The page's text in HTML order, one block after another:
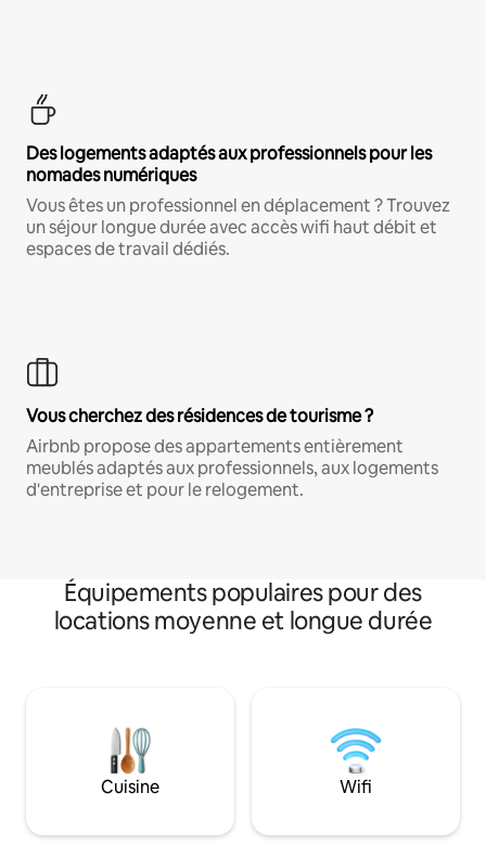
Des logements adaptés aux professionnels pour les
nomades numériques
Vous êtes un professionnel en déplacement ? Trouvez
un séjour longue durée avec accès wifi haut débit et
espaces de travail dédiés.
Vous cherchez des résidences de tourisme ?
Airbnb propose des appartements entièrement
meublés adaptés aux professionnels, aux logements
d'entreprise et pour le relogement.
Équipements populaires pour des
locations moyenne et longue durée
Cuisine Wifi